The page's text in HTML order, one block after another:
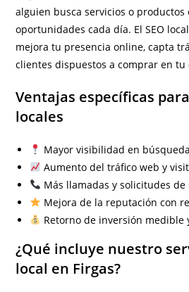
alguien busca servicios o productos
oportunidades cada día. El SEO
mejora tu presencia online, capta
clientes dispuestos a comprar en
Ventajas específicas
locales
Mayor visibilidad en
Aumento del tráfico web y
Más llamadas y solicitudes
Mejora de la reputación con
Retorno de inversión medible
¿Qué incluye nuestro
local en Firgas?